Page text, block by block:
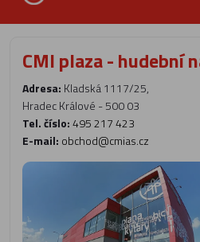
CMI plaza - hudební
Adresa: Kladská 1117/25,
Hradec Králové - 500 03
Tel. číslo:495 217 423
E-mail: obchod@cmias.cz